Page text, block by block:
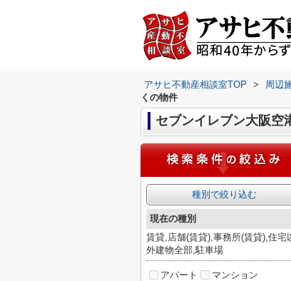
アサヒ不動産相談室TOP > 周辺
くの物件
セブンイレブン大阪空
種別で絞り込む
現在の種別
賃貸,店舗(賃貸),事務所(賃貸),住宅
外建物全部,駐車場
アパート
マンション